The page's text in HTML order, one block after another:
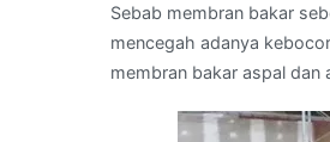
Sebab membran bakar
mencegah adanya
membran bakar aspal dan